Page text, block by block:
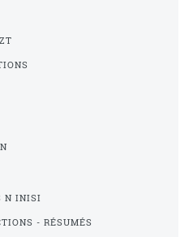
N INISI
- RÉSUMÉS